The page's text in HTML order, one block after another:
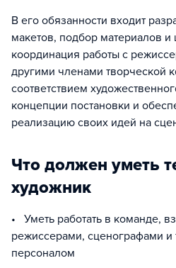
В его обязанности входит
макетов, подбор материалов и
координация работы с
другими членами творческой
соответствием
концепции постановки и
реализацию своих идей на
Что должен уметь
художник
• Уметь работать в команде,
режиссерами, сценографами и
персоналом